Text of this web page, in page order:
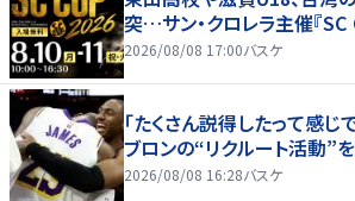
突…サン・クロレラ主催『
2026/08/08 17:00バスケ
「たくさん説得したって感じ
ブロンの“リクルート活動”
2026/08/08 16:28バスケ